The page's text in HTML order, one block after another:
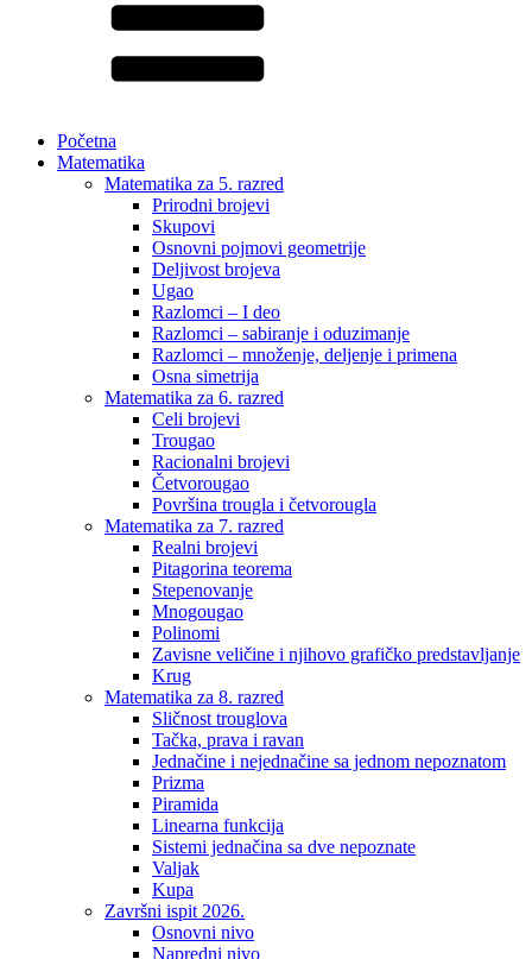
Početna
Matematika
Matematika za 5. razred
Prirodni brojevi
Skupovi
Osnovni pojmovi geometrije
Deljivost brojeva
Ugao
Razlomci – I deo
Razlomci – sabiranje i oduzimanje
Razlomci – množenje, deljenje i primena
Osna simetrija
Matematika za 6. razred
Celi brojevi
Trougao
Racionalni brojevi
Četvorougao
Površina trougla i četvorougla
Matematika za 7. razred
Realni brojevi
Pitagorina teorema
Stepenovanje
Mnogougao
Polinomi
Zavisne veličine i njihovo grafičko predstavljanje
Krug
Matematika za 8. razred
Sličnost trouglova
Tačka, prava i ravan
Jednačine i nejednačine sa jednom nepoznatom
Prizma
Piramida
Linearna funkcija
Sistemi jednačina sa dve nepoznate
Valjak
Kupa
Završni ispit 2026.
Osnovni nivo
Napredni nivo